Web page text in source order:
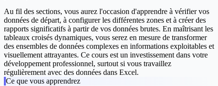
Au fil des sections, vous aurez l'occasion d'apprendre à vérifier vos
données de départ, à configurer les différentes zones et à créer des
rapports significatifs à partir de vos données brutes. En maîtrisant les
tableaux croisés dynamiques, vous serez en mesure de transformer
des ensembles de données complexes en informations exploitables et
visuellement attrayantes. Ce cours est un investissement dans votre
développement professionnel, surtout si vous travaillez
régulièrement avec des données dans Excel.
Ce que vous apprendrez